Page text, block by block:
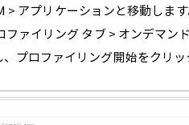
> アプリケーションと移動します
ファイリング タブ > オンデマン
プロファイリング開始をクリッ